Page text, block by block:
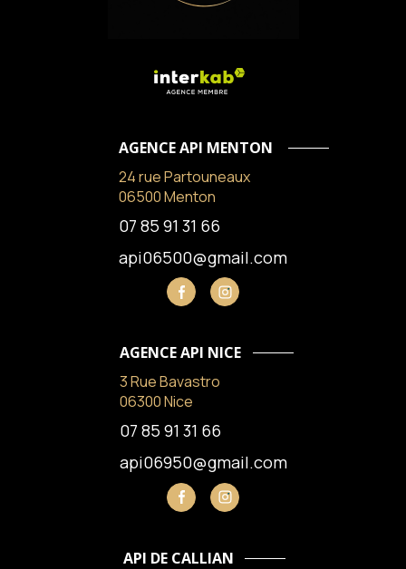
AGENCE API MENTON
24 rue Partouneaux
06500 Menton
07 85 91 31 66
api06500@gmail.com
AGENCE API NICE
3 Rue Bavastro
06300 Nice
07 85 91 31 66
api06950@gmail.com
API DE CALLIAN